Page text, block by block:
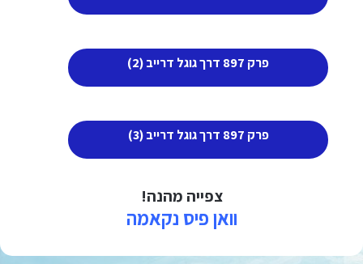
פרק 897 דרך גוגל דרייב (2)
פרק 897 דרך גוגל דרייב (3)
צפייה מהנה!
וואן פיס נקאמה